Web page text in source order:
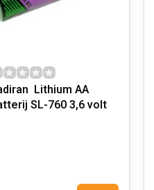
Lithium AA
SL-760 3,6 volt